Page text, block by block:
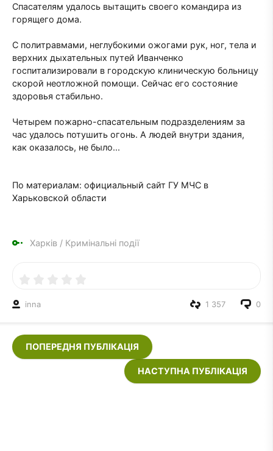
Спасателям удалось вытащить своего командира из
горящего дома.
С политравмами, неглубокими ожогами рук, ног, тела и
верхних дыхательных путей Иванченко
госпитализировали в городскую клиническую больницу
скорой неотложной помощи. Сейчас его состояние
здоровья стабильно.
Четырем пожарно-спасательным подразделениям за
час удалось потушить огонь. А людей внутри здания,
как оказалось, не было...
По материалам: официальный сайт ГУ МЧС в
Харьковской области
Харків / Кримінальні події
inna 0
1 357
ПОПЕРЕДНЯ ПУБЛІКАЦІЯ
НАСТУПНА ПУБЛІКАЦІЯ